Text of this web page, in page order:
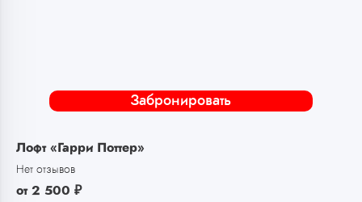
Забронировать
Лофт «Гарри Поттер»
Нет отзывов
от 2 500 ₽